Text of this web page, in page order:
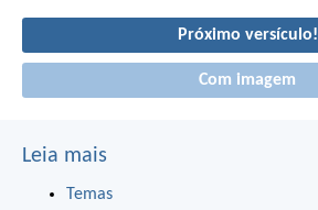
Próximo versículo!
Com imagem
Leia mais
Temas